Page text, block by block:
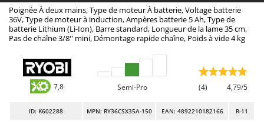
Aspirateurs - Balais Électriques
Aspirateurs à cendres
Aspirateurs à feuilles sur roues
Aspirateurs de piscine
Aspirateurs Multifonctions
Atomiseurs agricoles pour tracteurs
Atomiseurs pour traitements
Aima
Airmec
AL-KO
ALA 2000
Alce
Alpina
Ama
Poignée À deux mains, Type de moteur À batterie, Voltage batterie
36V, Type de moteur à induction, Ampères batterie 5 Ah, Type de
batterie Lithium (Li-Ion), Barre standard, Longueur de la lame 35 cm,
Pas de chaîne 3/8'' mini, Démontage rapide chaîne, Poids à vide 4 kg
7,8 Semi-Pro (4) 4,79/5
ID: K602288 MPN: RY36CSX35A-150 EAN: 4892210182166 R-11